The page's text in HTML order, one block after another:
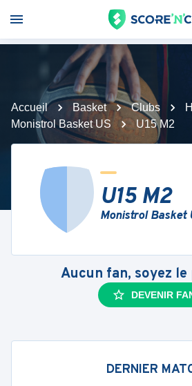
Accueil Basket Clubs
Monistrol Basket US
U15 M2
U15 M2
Monistrol Basket
Aucun fan, soyez le
DEVENIR
DERNIER